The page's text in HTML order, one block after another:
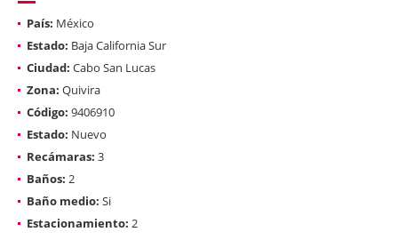
País: México
Estado: Baja California Sur
Ciudad: Cabo San Lucas
Zona: Quivira
Código: 9406910
Estado: Nuevo
Recámaras: 3
Baños: 2
Baño medio: Si
Estacionamiento: 2